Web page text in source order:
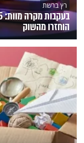
רץ ברשת
הוחזרו מהשוק